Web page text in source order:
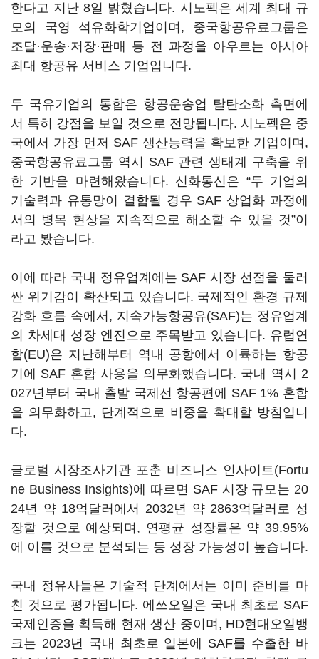
한다고 지난 8일 밝혔습니다. 시노펙은 세계 최대 규
모의 국영 석유화학기업이며, 중국항공유료그룹은
조달·운송·저장·판매 등 전 과정을 아우르는 아시아
최대 항공유 서비스 기업입니다.
두 국유기업의 통합은 항공운송업 탈탄소화 측면에
서 특히 강점을 보일 것으로 전망됩니다. 시노펙은 중
국에서 가장 먼저 SAF 생산능력을 확보한 기업이며,
중국항공유료그룹 역시 SAF 관련 생태계 구축을 위
한 기반을 마련해왔습니다. 신화통신은 “두 기업의
기술력과 유통망이 결합될 경우 SAF 상업화 과정에
서의 병목 현상을 지속적으로 해소할 수 있을 것”이
라고 봤습니다.
이에 따라 국내 정유업계에는 SAF 시장 선점을 둘러
싼 위기감이 확산되고 있습니다. 국제적인 환경 규제
강화 흐름 속에서, 지속가능항공유(SAF)는 정유업계
의 차세대 성장 엔진으로 주목받고 있습니다. 유럽연
합(EU)은 지난해부터 역내 공항에서 이륙하는 항공
기에 SAF 혼합 사용을 의무화했습니다. 국내 역시 2
027년부터 국내 출발 국제선 항공편에 SAF 1% 혼합
을 의무화하고, 단계적으로 비중을 확대할 방침입니
다.
글로벌 시장조사기관 포춘 비즈니스 인사이트(Fortu
ne Business Insights)에 따르면 SAF 시장 규모는 20
24년 약 18억달러에서 2032년 약 2863억달러로 성
장할 것으로 예상되며, 연평균 성장률은 약 39.95%
에 이를 것으로 분석되는 등 성장 가능성이 높습니다.
국내 정유사들은 기술적 단계에서는 이미 준비를 마
친 것으로 평가됩니다. 에쓰오일은 국내 최초로 SAF
국제인증을 획득해 현재 생산 중이며, HD현대오일뱅
크는 2023년 국내 최초로 일본에 SAF를 수출한 바